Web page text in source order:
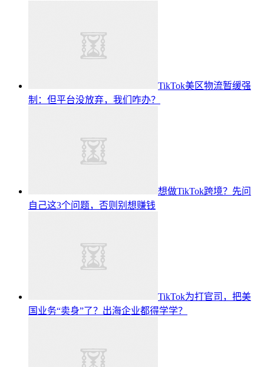
TikTok美区物流暂缓强
制：但平台没放弃，我们咋办？
想做TikTok跨境？先问
自己这3个问题，否则别想赚钱
TikTok为打官司，把美
国业务“卖身”了？出海企业都得学学？